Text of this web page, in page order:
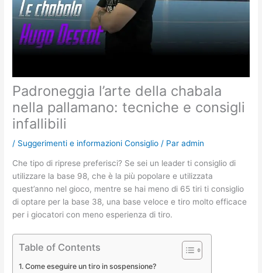
Padroneggia l’arte della chabala
nella pallamano: tecniche e consigli
infallibili
/ Suggerimenti e informazioni Consiglio / Paradmin
Che tipo di riprese preferisci? Se sei un leader ti consiglio di
utilizzare la base 98, che è la più popolare e utilizzata
quest’anno nel gioco, mentre se hai meno di 65 tiri ti consiglio
di optare per la base 38, una base veloce e tiro molto efficace
per i giocatori con meno esperienza di tiro.
Table of Contents
Come eseguire un tiro in sospensione?